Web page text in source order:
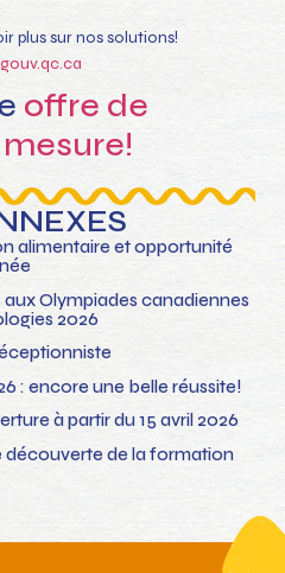
alimentaire et opportunité
Olympiades canadiennes
2026
: encore une belle réussite!
à partir du 15 avril 2026
découverte de la formation
plus sur nos solutions!
offre de